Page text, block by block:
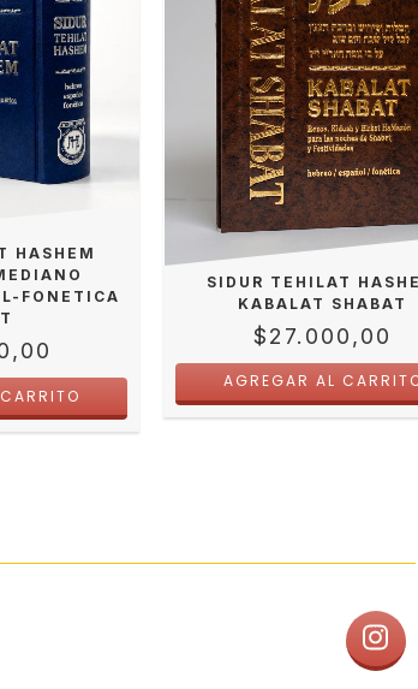
HASHEM
FONETICA
SIDUR TEHILAT
KABALAT SHABAT
$27.000,00